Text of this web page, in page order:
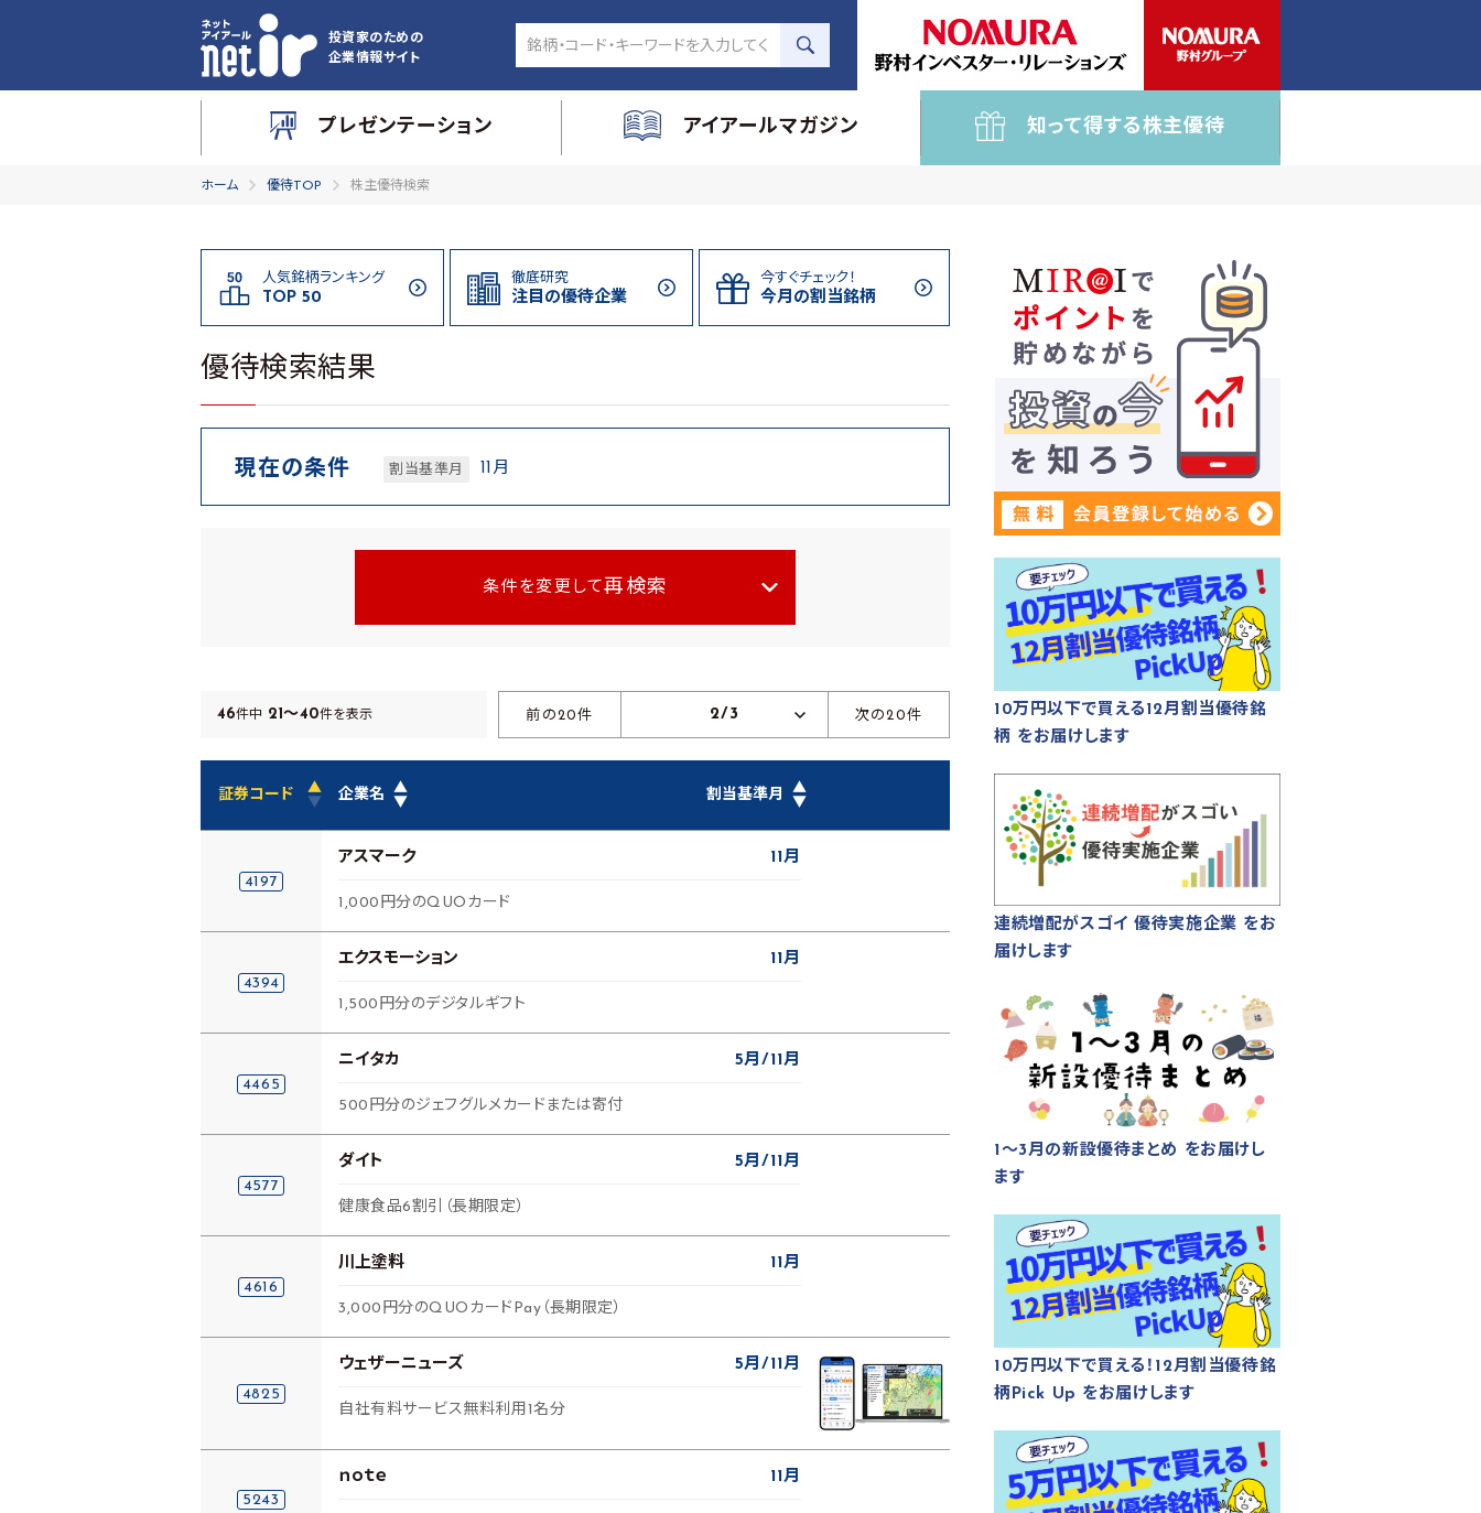
投資家のための
企業情報サイト
プレゼンテーション アイアールマガジン 知って得する株主優待
ホーム 優待TOP 株主優待検索
人気銘柄ランキング
TOP 50
徹底研究
注目の優待企業
今すぐチェック！
今月の割当銘柄
優待検索結果
現在の条件 割当基準月 11月
条件を変更して 再検索
46件中 21～40件を表示 前の20件 2/3 次の20件
▲
証券コード ▼
▲
企業名 ▼
▲
割当基準月 ▼
4197
アスマーク 11月
1,000円分のQUOカード
4394
エクスモーション 11月
1,500円分のデジタルギフト
4465
ニイタカ 5月 11月
500円分のジェフグルメカードまたは寄付
4577
ダイト 5月 11月
健康食品6割引（長期限定）
4616
川上塗料 11月
3,000円分のQUOカードPay（長期限定）
4825
ウェザーニューズ 5月 11月
自社有料サービス無料利用1名分
5243
ｎｏｔｅ 11月
10万円以下で買える12月割当優待銘
柄 をお届けします
連続増配がスゴイ 優待実施企業 をお
届けします
1～3月の新設優待まとめ をお届けし
ます
10万円以下で買える！12月割当優待銘
柄Pick Up をお届けします